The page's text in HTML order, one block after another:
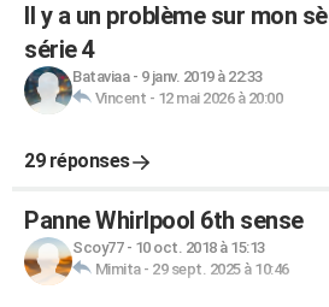
Il y a un problème sur mon
série 4
Bataviaa- 9 janv. 2019 à 22:33
Vincent - 12 mai 2026 à 20:00
29 réponses
Panne Whirlpool 6th sense
Scoy77- 10 oct. 2018 à 15:13
Mimita- 29 sept. 2025 à 10:46